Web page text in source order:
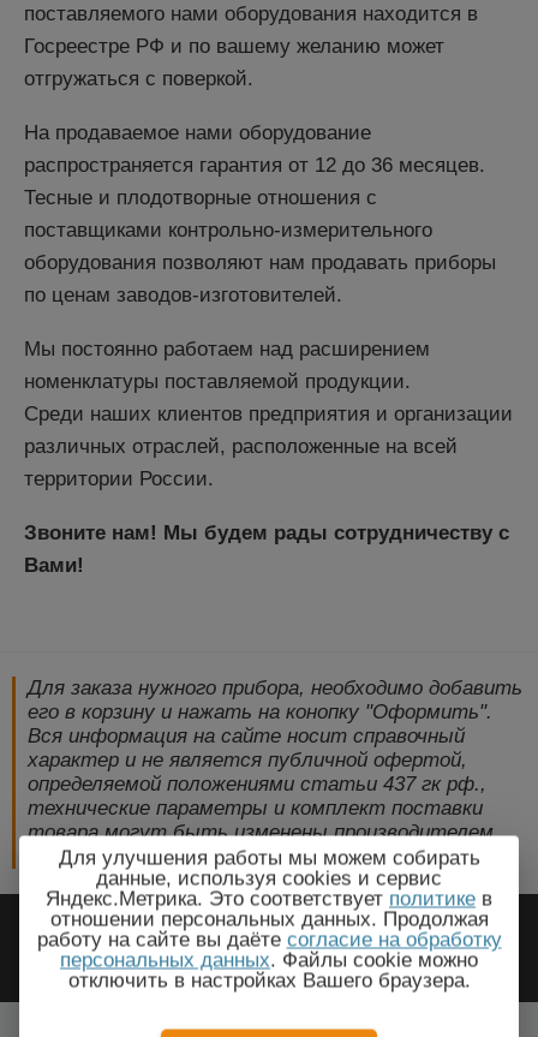
поставляемого нами оборудования находится в
Госреестре РФ и по вашему желанию может
отгружаться с поверкой.
На продаваемое нами оборудование
распространяется гарантия от 12 до 36 месяцев.
Тесные и плодотворные отношения с
поставщиками контрольно-измерительного
оборудования позволяют нам продавать приборы
по ценам заводов-изготовителей.
Мы постоянно работаем над расширением
номенклатуры поставляемой продукции.
Среди наших клиентов предприятия и организации
различных отраслей, расположенные на всей
территории России.
Звоните нам! Мы будем рады сотрудничеству с
Вами!
Для заказа нужного прибора, необходимо добавить
его в корзину и нажать на конопку "Оформить".
Вся информация на сайте носит справочный
характер и не является публичной офертой,
определяемой положениями статьи 437 гк рф.,
технические параметры и комплект поставки
товара могут быть изменены производителем
без предварительного уведомления!
2009-2026 © ЭлектроПрогресс -
Электротехническое оборудование
Для улучшения работы мы можем собирать
данные, используя cookies и сервис
Яндекс.Метрика. Это соответствует политике в
отношении персональных данных. Продолжая
работу на сайте вы даёте согласие на обработку
персональных данных. Файлы cookie можно
отключить в настройках Вашего браузера.